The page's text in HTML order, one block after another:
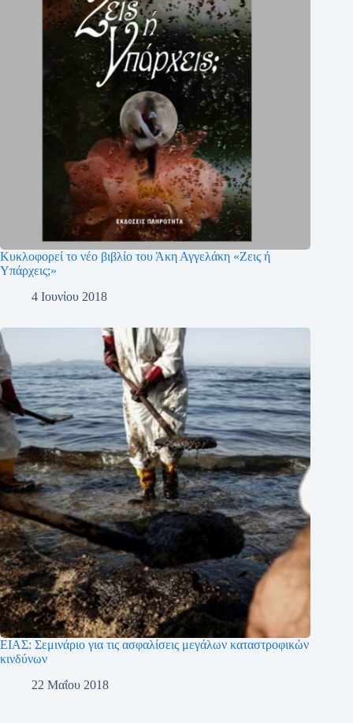
Κυκλοφορεί το νέο βιβλίο του Άκη Αγγελάκη «Ζεις ή
Υπάρχεις;»
4 Ιουνίου 2018
ΕΙΑΣ: Σεμινάριο για τις ασφαλίσεις μεγάλων καταστροφικών
κινδύνων
22 Μαΐου 2018